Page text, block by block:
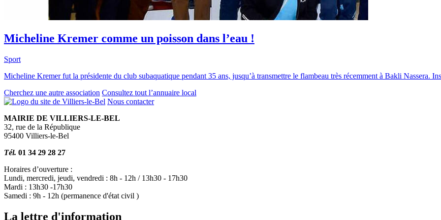
Micheline Kremer comme un poisson dans l’eau !
Sport
Micheline Kremer fut la présidente du club subaquatique pendant 35 ans, jusqu’à transmettre le flambeau très récemment à Bakli Nassera.
Cherchez une autre association Consultez tout l’annuaire local
Nous contacter
MAIRIE DE VILLIERS-LE-BEL
32, rue de la République
95400 Villiers-le-Bel
Tél. 01 34 29 28 27
Horaires d’ouverture :
Lundi, mercredi, jeudi, vendredi : 8h - 12h / 13h30 - 17h30
Mardi : 13h30 -17h30
Samedi : 9h - 12h (permanence d'état civil )
La lettre d'information